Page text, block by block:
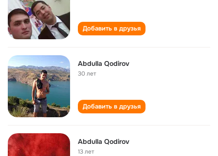
Добавить в друзья
Abdulla Qodirov
30 лет
Добавить в друзья
Abdulla Qodirov
13 лет